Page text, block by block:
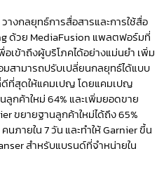
งกลยุทธ์การสื่อสารและการใช้สื่อ
ด้วย MediaFusion แพลตฟอร์มที่
เข้าถึงผู้บริโภคได้อย่างแม่นยำ เพิ่ม
สามารถปรับเปลี่ยนกลยุทธ์ได้แบบ
ที่สุดให้แคมเปญ โดยแคมเปญ
ลูกค้าใหม่ 64% และเพิ่มยอดขาย
ขยายฐานลูกค้าใหม่ได้ถึง 65%
ภายใน 7 วัน และทำให้ Garnier ขึ้น
สำหรับแบรนด์ที่จำหน่ายใน